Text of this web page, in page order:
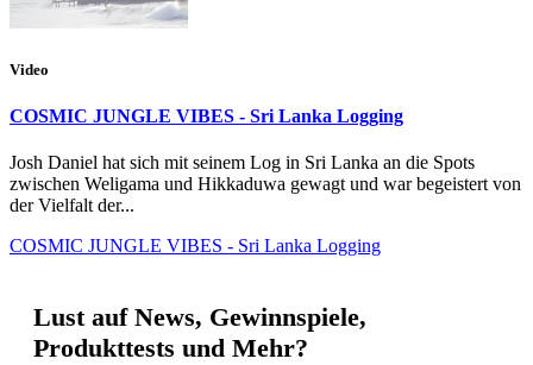
Video
COSMIC JUNGLE VIBES - Sri Lanka Logging
Josh Daniel hat sich mit seinem Log in Sri Lanka an die Spots
zwischen Weligama und Hikkaduwa gewagt und war begeistert von
der Vielfalt der...
COSMIC JUNGLE VIBES - Sri Lanka Logging
Lust auf News, Gewinnspiele,
Produkttests und Mehr?